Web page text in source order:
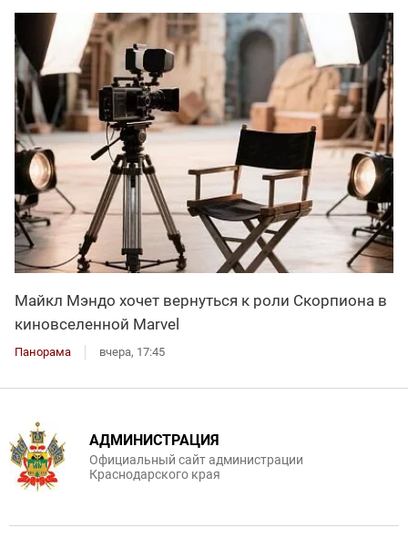
Майкл Мэндо хочет вернуться к роли Скорпиона в
киновселенной Marvel
Панорама вчера, 17:45
АДМИНИСТРАЦИЯ
Официальный сайт администрации
Краснодарского края